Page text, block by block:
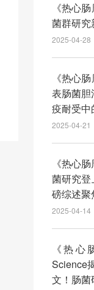
《热心
菌群研
2025-04-28
《热心
表肠菌
疫耐受
2025-04-21
《热心
菌研究
磅综述
2025-04-14
《热
Science
文！肠菌